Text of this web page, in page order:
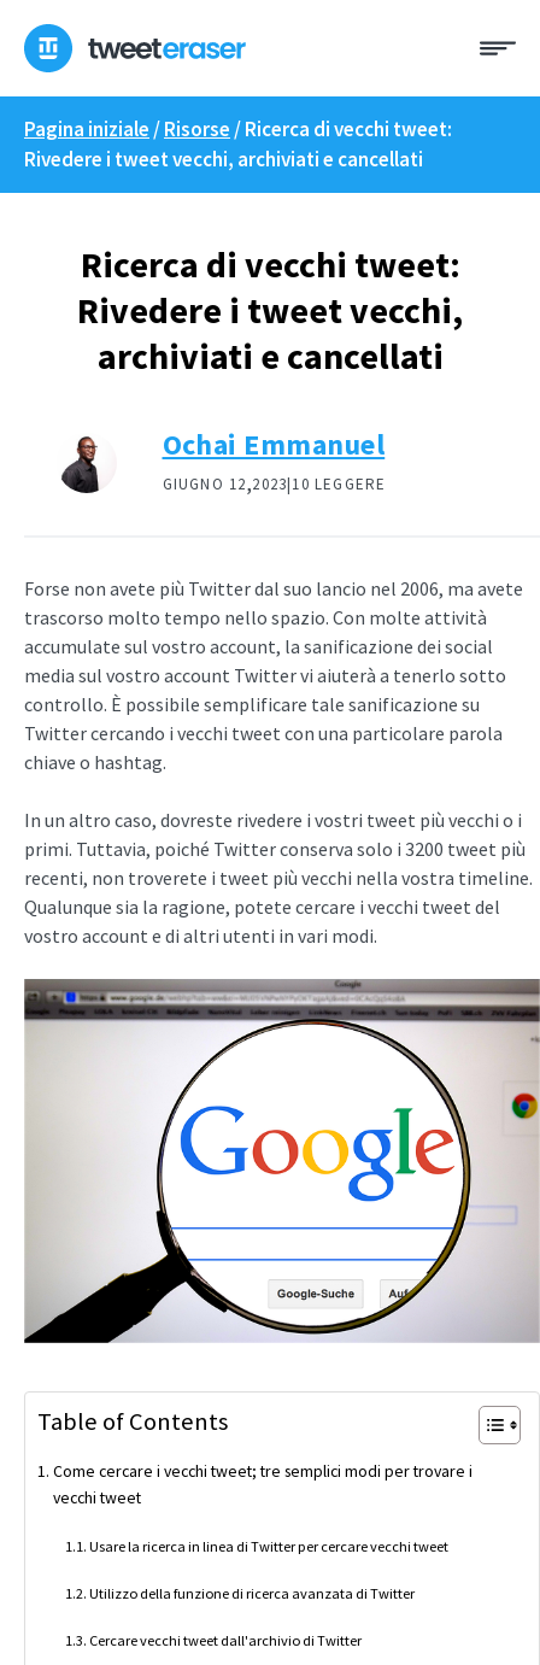
content
Pagina iniziale /Risorse /Ricerca di vecchi tweet:
Rivedere i tweet vecchi, archiviati e cancellati
Ricerca di vecchi tweet:
Rivedere i tweet vecchi,
archiviati e cancellati
Ochai Emmanuel
GIUGNO 12,2023|10 LEGGERE
Forse non avete più Twitter dal suo lancio nel 2006, ma avete
trascorso molto tempo nello spazio. Con molte attività
accumulate sul vostro account, la sanificazione dei social
media sul vostro account Twitter vi aiuterà a tenerlo sotto
controllo. È possibile semplificare tale sanificazione su
Twitter cercando i vecchi tweet con una particolare parola
chiave o hashtag.
In un altro caso, dovreste rivedere i vostri tweet più vecchi o i
primi. Tuttavia, poiché Twitter conserva solo i 3200 tweet più
recenti, non troverete i tweet più vecchi nella vostra timeline.
Qualunque sia la ragione, potete cercare i vecchi tweet del
vostro account e di altri utenti in vari modi.
Table of Contents
Come cercare i vecchi tweet; tre semplici modi per trovare i
vecchi tweet
Usare la ricerca in linea di Twitter per cercare vecchi tweet
Utilizzo della funzione di ricerca avanzata di Twitter
Cercare vecchi tweet dall'archivio di Twitter